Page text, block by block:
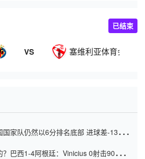
VS 塞维利亚体育会
已结束
家队仍然以6分排名底部 进球差-13令人
巴西1-4阿根廷：Vinicius 0射击90分钟